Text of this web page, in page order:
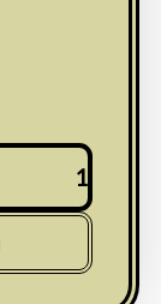
כמות
ברכון
מוזהב